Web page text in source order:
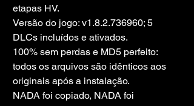
etapas HV.
Versão do jogo: v1.8.2.736960; 5
DLCs incluídos e ativados.
100% sem perdas e MD5 perfeito:
todos os arquivos são idênticos aos
originais após a instalação.
NADA foi copiado, NADA foi